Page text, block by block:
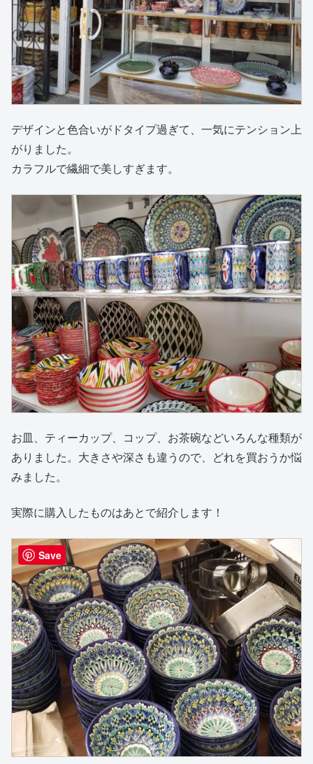
デザインと色合いがドタイプ過ぎて、一気にテンション上
がりました。
カラフルで繊細で美しすぎます。
お皿、ティーカップ、コップ、お茶碗などいろんな種類が
ありました。大きさや深さも違うので、どれを買おうか悩
みました。
実際に購入したものはあとで紹介します！
Save